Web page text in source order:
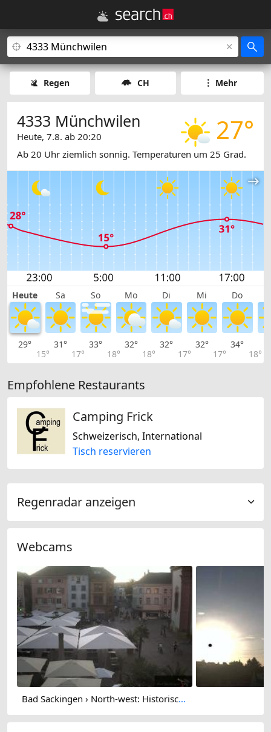
Regen CH Mehr
27°
4333 Münchwilen
Heute, 7.8. ab 20:20
Ab 20 Uhr ziemlich sonnig. Temperaturen um 25 Grad.
Heute Sa So Mo Di Mi Do
29°
15°
31°
17°
33°
18°
32°
18°
32°
17°
32°
17°
34°
18°
Empfohlene Restaurants
Camping Frick
Schweizerisch, International
Tisch reservieren
Regenradar anzeigen
Webcams
Bad Sackingen › North-west: Historische Altstadt Bad Säckingen - Münsterplatz - St. Fridolinsmünster